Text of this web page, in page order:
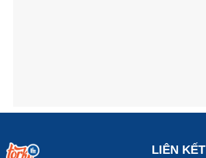
LIÊN KẾT